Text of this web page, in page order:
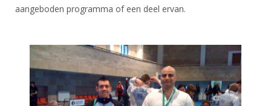
Samenwerking
Alle Verenigingen
Nieuws
JPT
Veteranenwedstrijden
Wedstrijdorganisatie
Nieuws
Scheidsrechter Documentatie
Opleidingen
Tuchtzaken
aangeboden programma of een deel ervan.